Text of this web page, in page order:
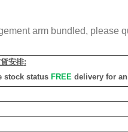
arm bundled, please
安排:
stock status FREE delivery for an